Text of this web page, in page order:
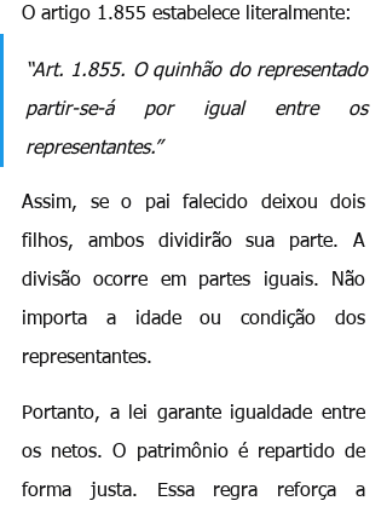
O artigo 1.855 estabelece literalmente:
“Art. 1.855. O quinhão do representado
partir-se-á por igual entre os
representantes.”
Assim, se o pai falecido deixou dois
filhos, ambos dividirão sua parte. A
divisão ocorre em partes iguais. Não
importa a idade ou condição dos
representantes.
Portanto, a lei garante igualdade entre
os netos. O patrimônio é repartido de
forma justa. Essa regra reforça a